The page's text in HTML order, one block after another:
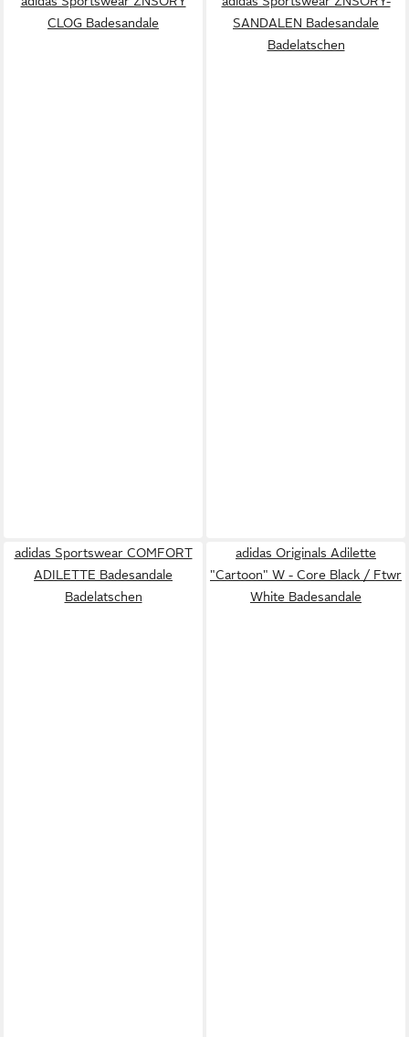
CLOG Badesandale
SANDALEN Badesandale
Badelatschen
adidas Sportswear COMFORT
ADILETTE Badesandale
Badelatschen
adidas Originals Adilette
"Cartoon" W - Core Black / Ftwr
White Badesandale